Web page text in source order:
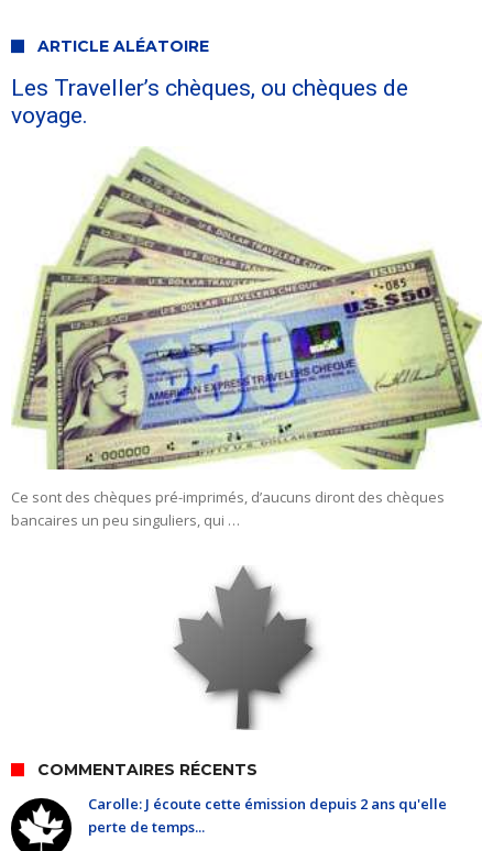
ARTICLE ALÉATOIRE
Les Traveller’s chèques, ou chèques de
voyage.
Ce sont des chèques pré-imprimés, d’aucuns diront des chèques
bancaires un peu singuliers, qui …
COMMENTAIRES RÉCENTS
Carolle: J écoute cette émission depuis 2 ans qu'elle
perte de temps...